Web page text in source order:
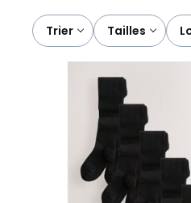
Trier tailles